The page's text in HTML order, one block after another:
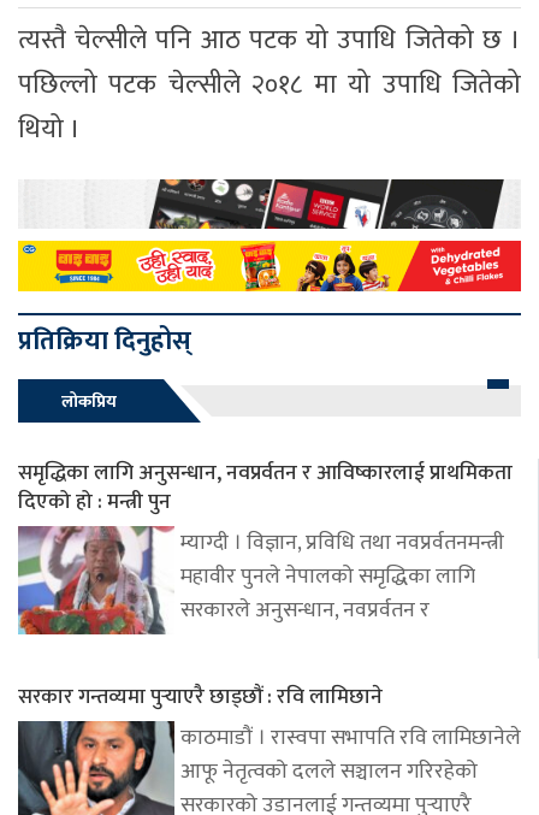
त्यस्तै चेल्सीले पनि आठ पटक यो उपाधि जितेको छ ।
पछिल्लो पटक चेल्सीले २०१८ मा यो उपाधि जितेको
थियो ।
प्रतिक्रिया दिनुहोस्
लोकप्रिय
समृद्धिका लागि अनुसन्धान, नवप्रर्वतन र आविष्कारलाई प्राथमिकता
दिएको हो : मन्त्री पुन
म्याग्दी । विज्ञान, प्रविधि तथा नवप्रर्वतनमन्त्री
महावीर पुनले नेपालको समृद्धिका लागि
सरकारले अनुसन्धान, नवप्रर्वतन र
सरकार गन्तव्यमा पुर्‍याएरै छाड्छौं : रवि लामिछाने
काठमाडौं । रास्वपा सभापति रवि लामिछानेले
आफू नेतृत्वको दलले सञ्चालन गरिरहेको
सरकारको उडानलाई गन्तव्यमा पुर्‍याएरै